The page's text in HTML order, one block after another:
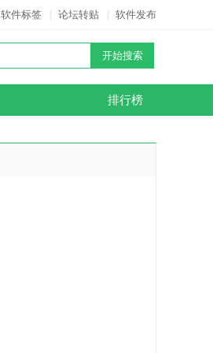
软件标签 论坛转贴 软件发布
排行榜